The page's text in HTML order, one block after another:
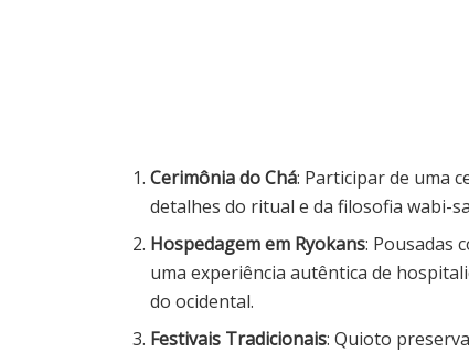
Cerimônia do Chá: Participar de uma
detalhes do ritual e da filosofia wabi-
Hospedagem em Ryokans: Pousadas
uma experiência autêntica de
do ocidental.
Festivais Tradicionais: Quioto